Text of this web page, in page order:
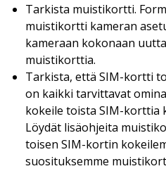
Tarkista muistikortti.
muistikortti kameran
kameraan kokonaan
muistikorttia.
Tarkista, että SIM-kortti
on kaikki tarvittavat
kokeile toista SIM-korttia
Löydät lisäohjeita
toisen SIM-kortin
suosituksemme